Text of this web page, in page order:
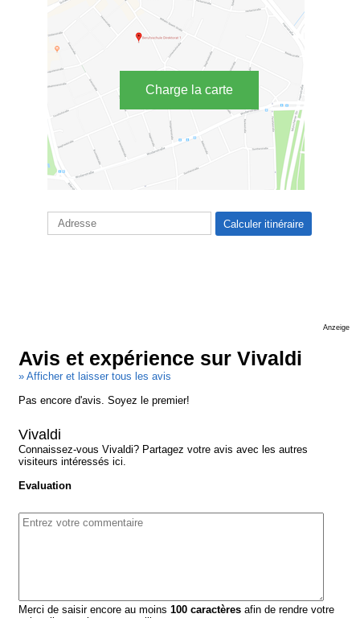
Charge la carte
Anzeige
Avis et expérience sur Vivaldi
» Afficher et laisser tous les avis
Pas encore d'avis. Soyez le premier!
Vivaldi
Connaissez-vous Vivaldi? Partagez votre avis avec les autres
visiteurs intéressés ici.
Evaluation
Merci de saisir encore au moins100 caractères afin de rendre votre